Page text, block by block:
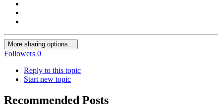
More sharing options...
Followers 0
Reply to this topic
Start new topic
Recommended Posts